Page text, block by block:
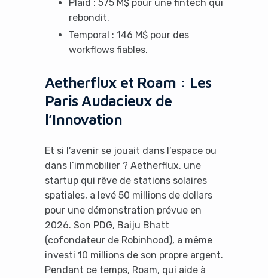
Plaid : 575 M$ pour une fintech qui
rebondit.
Temporal : 146 M$ pour des
workflows fiables.
Aetherflux et Roam : Les
Paris Audacieux de
l’Innovation
Et si l’avenir se jouait dans l’espace ou
dans l’immobilier ? Aetherflux, une
startup qui rêve de stations solaires
spatiales, a levé 50 millions de dollars
pour une démonstration prévue en
2026. Son PDG, Baiju Bhatt
(cofondateur de Robinhood), a même
investi 10 millions de son propre argent.
Pendant ce temps, Roam, qui aide à